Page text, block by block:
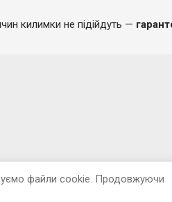
килимки не підійдуть —
файли cookie. Продовжуючи